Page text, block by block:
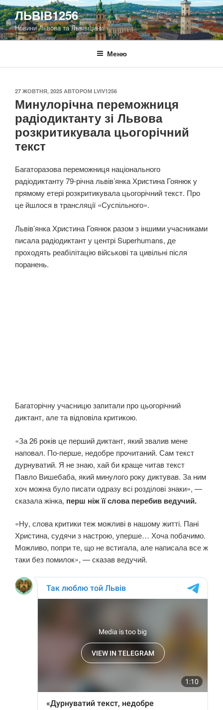
Перейти
до
вмісту
ЛЬВІВ1256
Новини Львова та Львівщини
Меню
ОПУБЛІКОВАНО
27 ЖОВТНЯ, 2025 АВТОРОМ LVIV1256
Минулорічна переможниця
радіодиктанту зі Львова
розкритикувала цьогорічний
текст
Багаторазова переможниця національного
радіодиктанту 79-річна львів’янка Христина Гоянюк у
прямому етері розкритикувала цьогорічний текст. Про
це йшлося в трансляції «Суспільного».
Львів’янка Христина Гоянюк разом з іншими учасниками
писала радіодиктант у центрі Superhumans, де
проходять реабілітацію військові та цивільні після
поранень.
Багаторічну учасницю запитали про цьогорічний
диктант, але та відповіла критикою.
«За 26 років це перший диктант, який звалив мене
наповал. По-перше, недобре прочитаний. Сам текст
дурнуватий. Я не знаю, хай би краще читав текст
Павло Вишебаба, який минулого року диктував. За ним
хоч можна було писати одразу всі розділові знаки», —
сказала жінка, перш ніж її слова перебив ведучий.
«Ну, слова критики теж можливі в нашому житті. Пані
Христина, судячи з настрою, уперше… Хоча побачимо.
Можливо, попри те, що не встигала, але написала все ж
таки без помилок», — сказав ведучий.